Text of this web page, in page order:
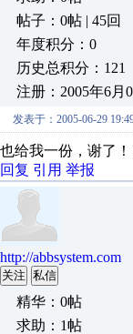
帖子：0帖 | 45回
年度积分：0
历史总积分：121
注册：2005年6月
发表于：2005-06-29
也给我一份，谢了！
回复 引用 举报
http://abbsystem.com
关注 私信
精华：0帖
求助：1帖